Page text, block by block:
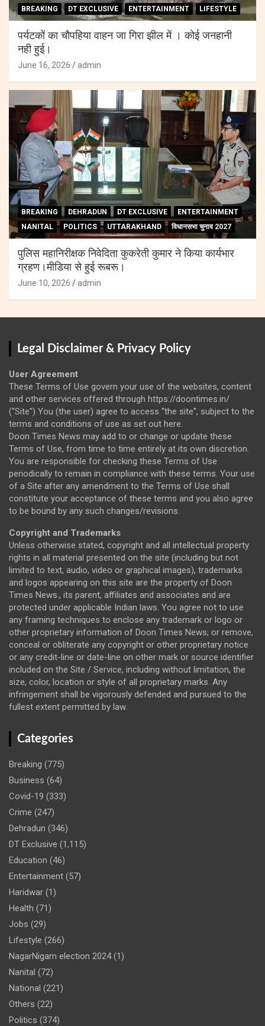
BREAKING DT EXCLUSIVE ENTERTAINMENT LIFESTYLE
पर्यटकों का चौपहिया वाहन जा गिरा झील में । कोई जनहानी
नही हुई।
June 16, 2026 admin
BREAKING DEHRADUN DT EXCLUSIVE
ENTERTAINMENT
NANITAL
POLITICS UTTARAKHAND विधानसभा चुनाव 2027
पुलिस महानिरीक्षक निवेदिता कुकरेती कुमार ने किया कार्यभार
ग्रहण।मीडिया से हुई रूबरू।
June 10, 2026 admin
Legal Disclaimer & Privacy Policy
User Agreement
These Terms of Use govern your use of the websites, content
and other services offered through https://doontimes.in/
(“Site”) You (the user) agree to access “the site”, subject to the
terms and conditions of use as set out here.
Doon Times News may add to or change or update these
Terms of Use, from time to time entirely at its own discretion.
You are responsible for checking these Terms of Use
periodically to remain in compliance with these terms. Your use
of a Site after any amendment to the Terms of Use shall
constitute your acceptance of these terms and you also agree
to be bound by any such changes/revisions.
Copyright and Trademarks
Unless otherwise stated, copyright and all intellectual property
rights in all material presented on the site (including but not
limited to text, audio, video or graphical images), trademarks
and logos appearing on this site are the property of Doon
Times News., its parent, affiliates and associates and are
protected under applicable Indian laws. You agree not to use
any framing techniques to enclose any trademark or logo or
other proprietary information of Doon Times News; or remove,
conceal or obliterate any copyright or other proprietary notice
or any credit-line or date-line on other mark or source identifier
included on the Site / Service, including without limitation, the
size, color, location or style of all proprietary marks. Any
infringement shall be vigorously defended and pursued to the
fullest extent permitted by law.
Categories
Breaking (775)
Business (64)
Covid-19 (333)
Crime (247)
Dehradun (346)
DT Exclusive (1,115)
Education (46)
Entertainment (57)
Haridwar (1)
Health (71)
Jobs (29)
Lifestyle (266)
NagarNigam election 2024(1)
Nanital (72)
National (221)
Others (22)
Politics (374)